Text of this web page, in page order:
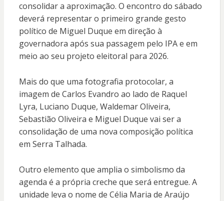
consolidar a aproximação. O encontro do sábado
deverá representar o primeiro grande gesto
político de Miguel Duque em direção à
governadora após sua passagem pelo IPA e em
meio ao seu projeto eleitoral para 2026.
Mais do que uma fotografia protocolar, a
imagem de Carlos Evandro ao lado de Raquel
Lyra, Luciano Duque, Waldemar Oliveira,
Sebastião Oliveira e Miguel Duque vai ser a
consolidação de uma nova composição política
em Serra Talhada.
Outro elemento que amplia o simbolismo da
agenda é a própria creche que será entregue. A
unidade leva o nome de Célia Maria de Araújo